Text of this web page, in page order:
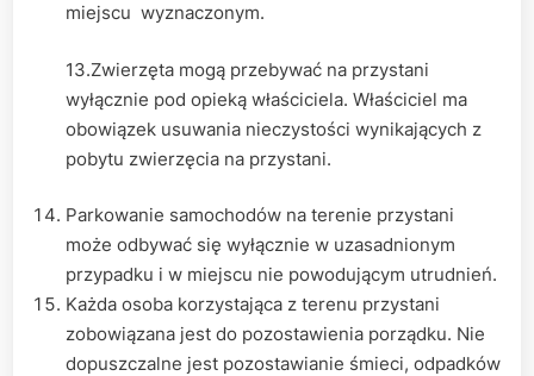
miejscu wyznaczonym.
13.Zwierzęta mogą przebywać na przystani
wyłącznie pod opieką właściciela. Właściciel ma
obowiązek usuwania nieczystości wynikających z
pobytu zwierzęcia na przystani.
Parkowanie samochodów na terenie przystani
może odbywać się wyłącznie w uzasadnionym
przypadku i w miejscu nie powodującym utrudnień.
Każda osoba korzystająca z terenu przystani
zobowiązana jest do pozostawienia porządku. Nie
dopuszczalne jest pozostawianie śmieci, odpadków